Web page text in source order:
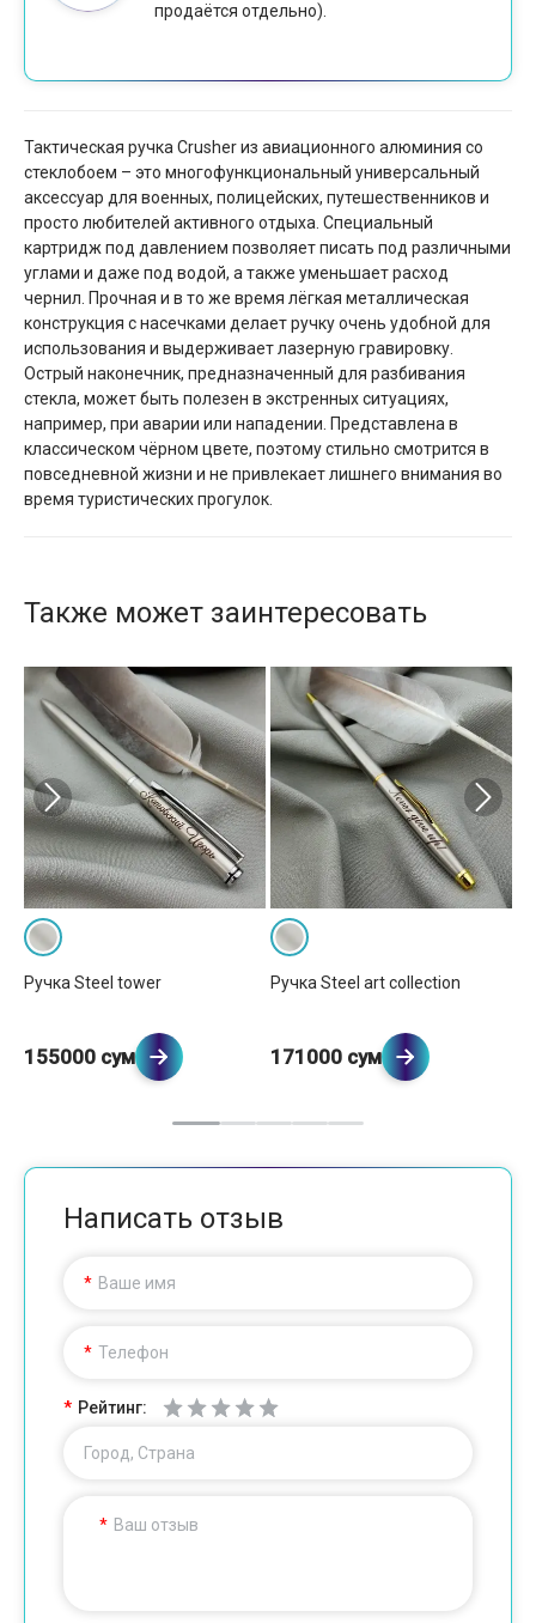
продаётся отдельно).
Тактическая ручка Crusher из авиационного алюминия со
стеклобоем – это многофункциональный универсальный
аксессуар для военных, полицейских, путешественников и
просто любителей активного отдыха. Специальный
картридж под давлением позволяет писать под различными
углами и даже под водой, а также уменьшает расход
чернил. Прочная и в то же время лёгкая металлическая
конструкция с насечками делает ручку очень удобной для
использования и выдерживает лазерную гравировку.
Острый наконечник, предназначенный для разбивания
стекла, может быть полезен в экстренных ситуациях,
например, при аварии или нападении. Представлена в
классическом чёрном цвете, поэтому стильно смотрится в
повседневной жизни и не привлекает лишнего внимания во
время туристических прогулок.
Также может заинтересовать
Ручка Steel tower
155000 сум
Ручка Steel art collection
171000 сум
Написать отзыв
Ваше имя
Телефон
Рейтинг:
Город, Страна
Ваш отзыв